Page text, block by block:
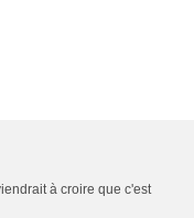
à croire que c'est